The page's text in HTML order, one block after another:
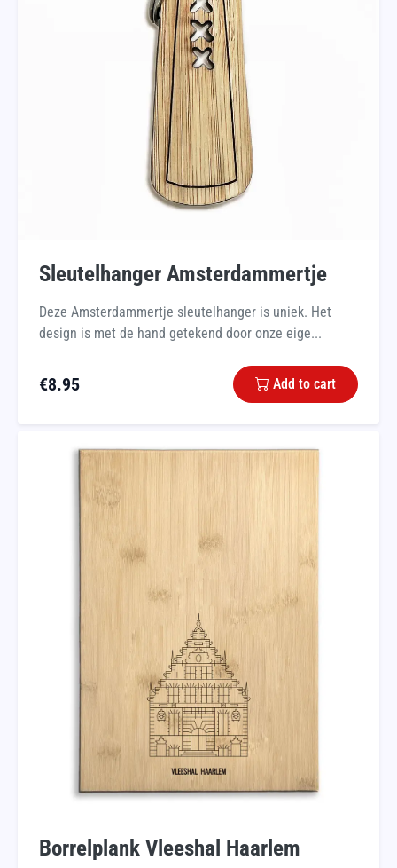
Sleutelhanger Amsterdammertje
Deze Amsterdammertje sleutelhanger is uniek. Het
design is met de hand getekend door onze eige...
€8.95 Add to cart
Borrelplank Vleeshal Haarlem